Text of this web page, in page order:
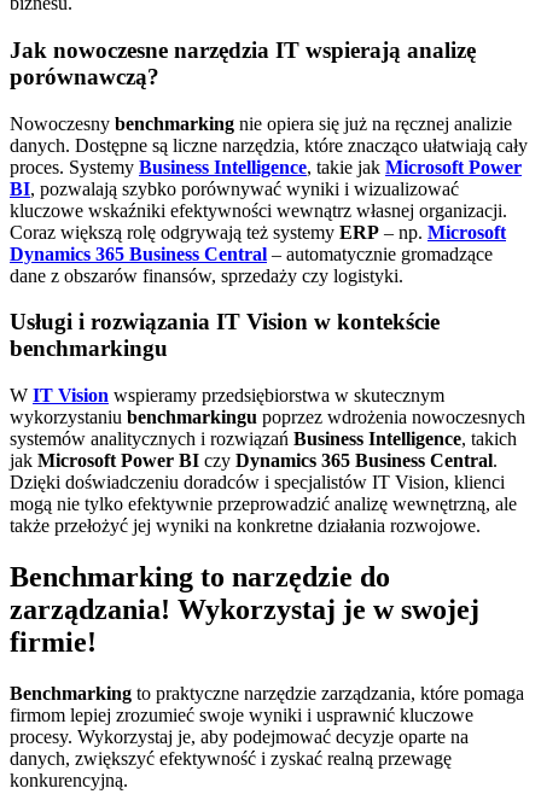
Jak nowoczesne narzędzia IT wspierają analizę
porównawczą?
Nowoczesny benchmarking nie opiera się już na ręcznej analizie
danych. Dostępne są liczne narzędzia, które znacząco ułatwiają cały
proces. Systemy Business Intelligence, takie jak Microsoft Power
BI, pozwalają szybko porównywać wyniki i wizualizować
kluczowe wskaźniki efektywności wewnątrz własnej organizacji.
Coraz większą rolę odgrywają też systemy ERP – np. Microsoft
Dynamics 365 Business Central – automatycznie gromadzące
dane z obszarów finansów, sprzedaży czy logistyki.
Usługi i rozwiązania IT Vision w kontekście
benchmarkingu
W IT Vision wspieramy przedsiębiorstwa w skutecznym
wykorzystaniu benchmarkingu poprzez wdrożenia nowoczesnych
systemów analitycznych i rozwiązań Business Intelligence, takich
jak Microsoft Power BI czy Dynamics 365 Business Central.
Dzięki doświadczeniu doradców i specjalistów IT Vision, klienci
mogą nie tylko efektywnie przeprowadzić analizę wewnętrzną, ale
także przełożyć jej wyniki na konkretne działania rozwojowe.
Benchmarking to narzędzie do
zarządzania! Wykorzystaj je w swojej
firmie!
Benchmarking to praktyczne narzędzie zarządzania, które pomaga
firmom lepiej zrozumieć swoje wyniki i usprawnić kluczowe
procesy. Wykorzystaj je, aby podejmować decyzje oparte na
danych, zwiększyć efektywność i zyskać realną przewagę
konkurencyjną.